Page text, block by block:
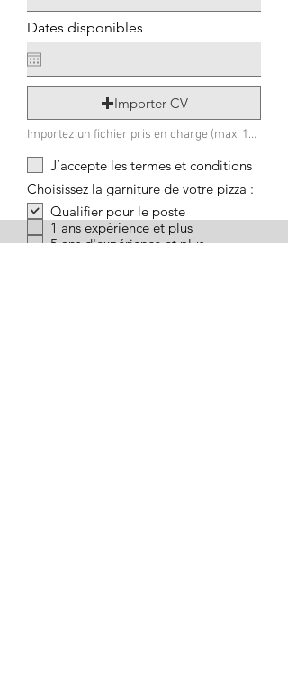
Dates disponibles
Importer CV
Importez un fichier pris en charge (max. 15 Mo)
J’accepte les termes et conditions
Choisissez la garniture de votre pizza :
Qualifier pour le poste
1 ans expérience et plus
5 ans d'expérience et plus